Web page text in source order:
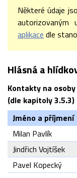
Některé údaje
autorizovaným
aplikace dle
Hlásná a
Kontakty na
(dle kapitoly 3.5.3)
Jméno a příjmení
Milan Pavlík
Jindřich Vojtíšek
Pavel Kopecký